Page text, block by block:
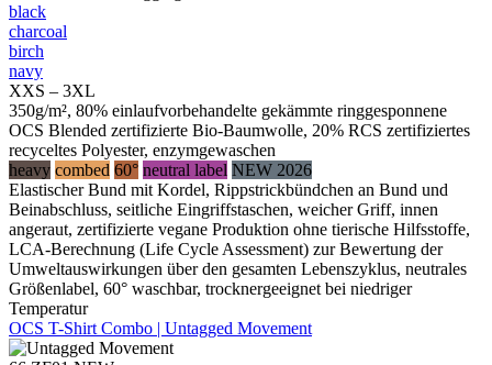
black
charcoal
birch
navy
XXS – 3XL
350g/m², 80% einlaufvorbehandelte gekämmte ringgesponnene
OCS Blended zertifizierte Bio-Baumwolle, 20% RCS zertifiziertes
recyceltes Polyester, enzymgewaschen
heavy combed 60° neutral label NEW 2026
Elastischer Bund mit Kordel, Rippstrickbündchen an Bund und
Beinabschluss, seitliche Eingriffstaschen, weicher Griff, innen
angeraut, zertifizierte vegane Produktion ohne tierische Hilfsstoffe,
LCA-Berechnung (Life Cycle Assessment) zur Bewertung der
Umweltauswirkungen über den gesamten Lebenszyklus, neutrales
Größenlabel, 60° waschbar, trocknergeeignet bei niedriger
Temperatur
OCS T-Shirt Combo | Untagged Movement